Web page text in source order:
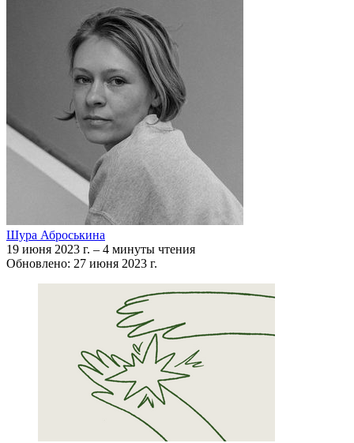
Шура Аброськина
19 июня 2023 г. – 4 минуты чтения
Обновлено: 27 июня 2023 г.